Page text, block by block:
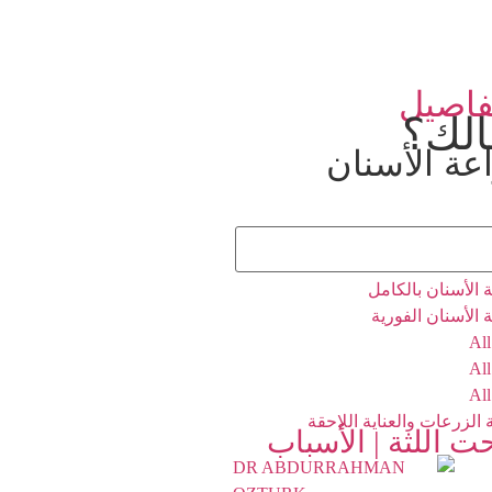
الأسنان
الأسنان بالكامل
الأسنان الفورية
All
All
All
الزرعات والعناية اللاحقة
اللثة | الأسباب